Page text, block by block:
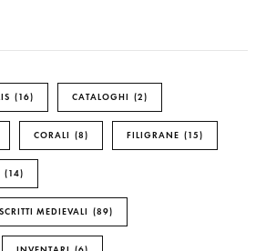
16 CATALOGHI 2
CORALI 8 FILIGRANE 15
14
MEDIEVALI 89